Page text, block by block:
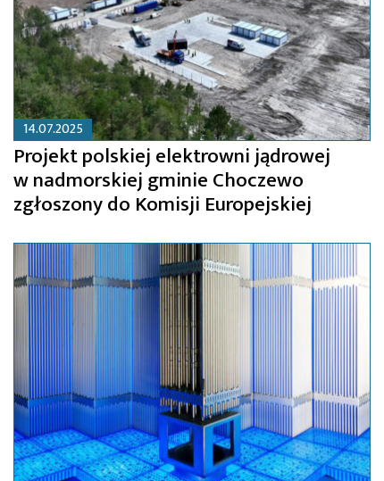
14.07.2025
Projekt polskiej elektrowni jądrowej
w nadmorskiej gminie Choczewo
zgłoszony do Komisji Europejskiej